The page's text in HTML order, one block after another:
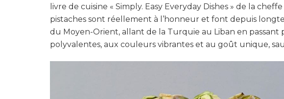
livre de cuisine « Simply. Easy Everyday Dishes » de la
pistaches sont réellement à l’honneur et font depuis
du Moyen-Orient, allant de la Turquie au Liban en passant
polyvalentes, aux couleurs vibrantes et au goût unique,